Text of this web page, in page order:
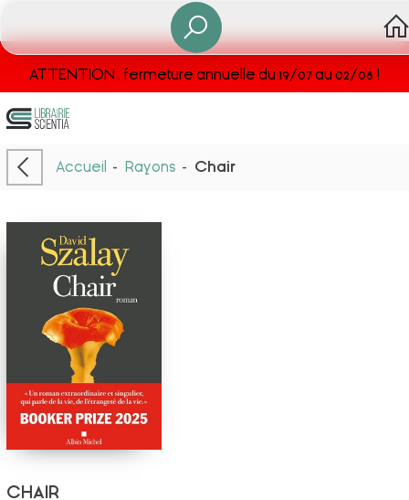
ATTENTION : fermeture annuelle du 19/07 au 02/08 !
Accueil - Rayons - Chair
CHAIR